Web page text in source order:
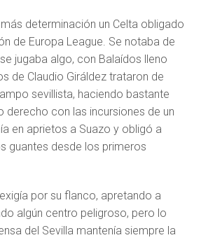
determinación un Celta obligado
de Europa League. Se notaba de
jugaba algo, con Balaídos lleno
de Claudio Giráldez trataron de
sevillista, haciendo bastante
derecho con las incursiones de un
en aprietos a Suazo y obligó a
guantes desde los primeros
por su flanco, apretando a
algún centro peligroso, pero lo
del Sevilla mantenía siempre la